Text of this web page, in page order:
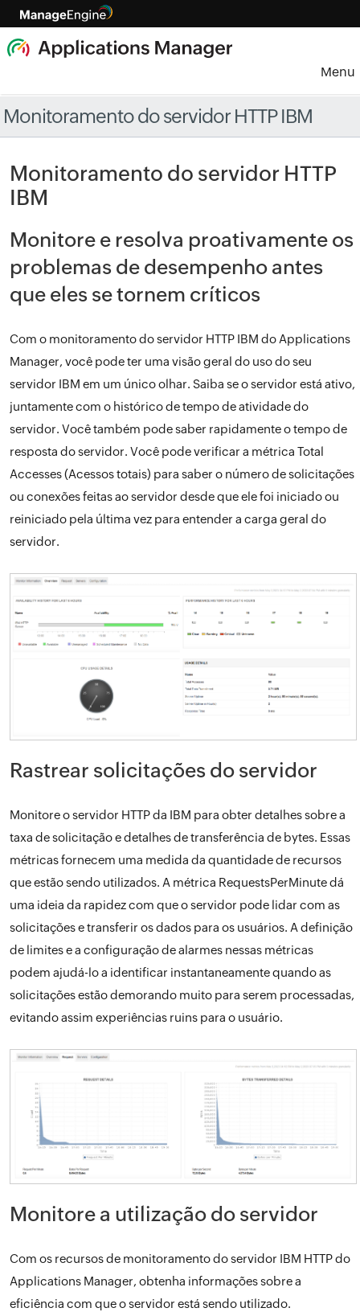
Menu
Monitoramento do servidor HTTP IBM
Monitoramento do servidor HTTP
IBM
Monitore e resolva proativamente os
problemas de desempenho antes
que eles se tornem críticos
Com o monitoramento do servidor HTTP IBM do Applications
Manager, você pode ter uma visão geral do uso do seu
servidor IBM em um único olhar. Saiba se o servidor está ativo,
juntamente com o histórico de tempo de atividade do
servidor. Você também pode saber rapidamente o tempo de
resposta do servidor. Você pode verificar a métrica Total
Accesses (Acessos totais) para saber o número de solicitações
ou conexões feitas ao servidor desde que ele foi iniciado ou
reiniciado pela última vez para entender a carga geral do
servidor.
Rastrear solicitações do servidor
Monitore o servidor HTTP da IBM para obter detalhes sobre a
taxa de solicitação e detalhes de transferência de bytes. Essas
métricas fornecem uma medida da quantidade de recursos
que estão sendo utilizados. A métrica RequestsPerMinute dá
uma ideia da rapidez com que o servidor pode lidar com as
solicitações e transferir os dados para os usuários. A definição
de limites e a configuração de alarmes nessas métricas
podem ajudá-lo a identificar instantaneamente quando as
solicitações estão demorando muito para serem processadas,
evitando assim experiências ruins para o usuário.
Monitore a utilização do servidor
Com os recursos de monitoramento do servidor IBM HTTP do
Applications Manager, obtenha informações sobre a
eficiência com que o servidor está sendo utilizado.